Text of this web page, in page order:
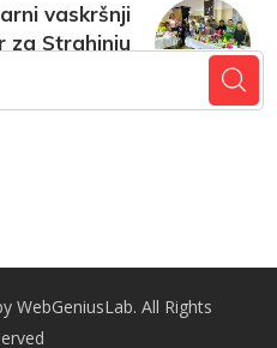
vaskršnji
za Strahinju
WebGeniusLab. All Rights